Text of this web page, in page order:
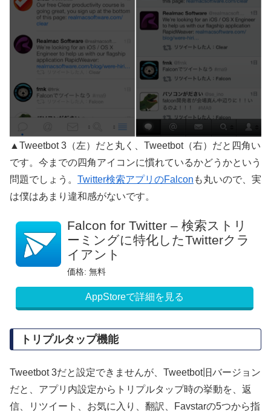
▲Tweetbot 3（左）だと丸く、Tweetbot（右）だと四角い
です。今までの四角アイコンに慣れているかどうかという
問題でしょう。 Twitter検索アプリのFalcon も丸いので、実
は僕はあまり違和感がないです。
Falcon for Twitter – 検索ストリ
ーミングに特化したTwitterクラ
イアント
価格: 無料
AppStoreで詳細を見る
トリプルタップ機能
Tweetbot 3だと設定できませんが、Tweetbot旧バージョン
だと、アプリ内設定からトリプルタップ時の挙動を、返
信、リツイート、お気に入り、翻訳、Favstarの5つから指